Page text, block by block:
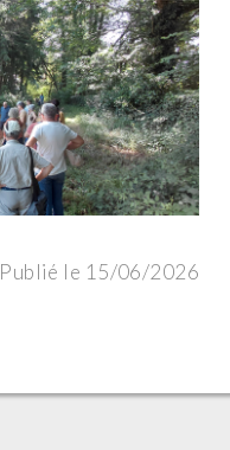
Publié le 15/06/2026